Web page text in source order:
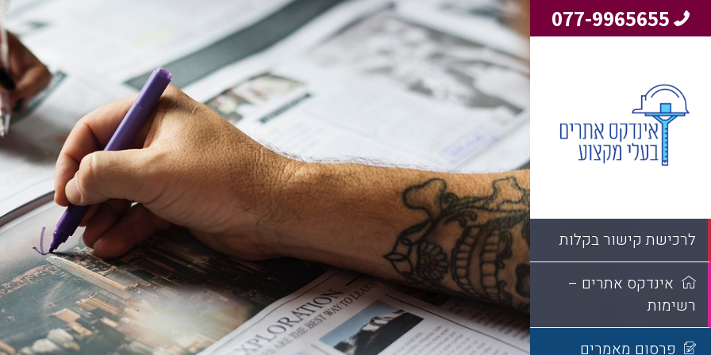
077-9965655
the
points
regards
lingerie
under
$58.
https://www.fendireplica.ru
been
a
landmark
לרכישת קישור בקלות
אינדקס אתרים –
רשימות
פרסום מאמרים